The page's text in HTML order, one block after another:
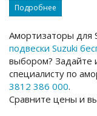
Подробнее
Амортизаторы для
подвески Suzuki
выбором? Задайте
специалисту по
3812 386 000.
Сравните цены и